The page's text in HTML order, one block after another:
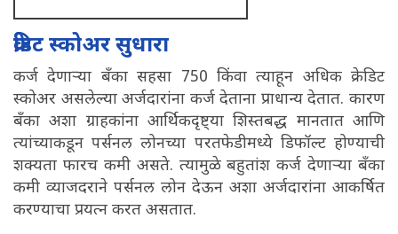
क्रेडिट स्कोअर सुधारा
कर्ज देणाऱ्या बॅंका सहसा 750 किंवा त्याहून अधिक क्रेडिट
स्कोअर असलेल्या अर्जदारांना कर्ज देताना प्राधान्य देतात. कारण
बॅंका अशा ग्राहकांना आर्थिकदृष्ट्या शिस्तबद्ध मानतात आणि
त्यांच्याकडून पर्सनल लोनच्या परतफेडीमध्ये डिफॉल्ट होण्याची
शक्यता फारच कमी असते. त्यामुळे बहुतांश कर्ज देणाऱ्या बॅंका
कमी व्याजदराने पर्सनल लोन देऊन अशा अर्जदारांना आकर्षित
करण्याचा प्रयत्न करत असतात.